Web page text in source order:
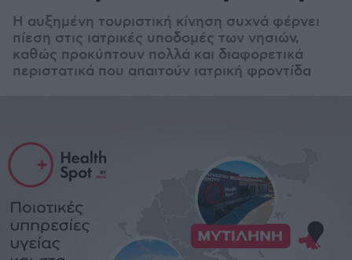
Η αυξημένη τουριστική κίνηση συχνά φέρνει
πίεση στις ιατρικές υποδομές των νησιών,
καθώς προκύπτουν πολλά και διαφορετικά
περιστατικά που απαιτούν ιατρική φροντίδα